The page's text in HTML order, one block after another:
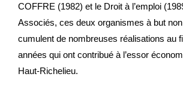
COFFRE (1982) et le Droit à l’emploi
Associés, ces deux organismes à but
cumulent de nombreuses réalisations au
années qui ont contribué à l’essor
Haut-Richelieu.